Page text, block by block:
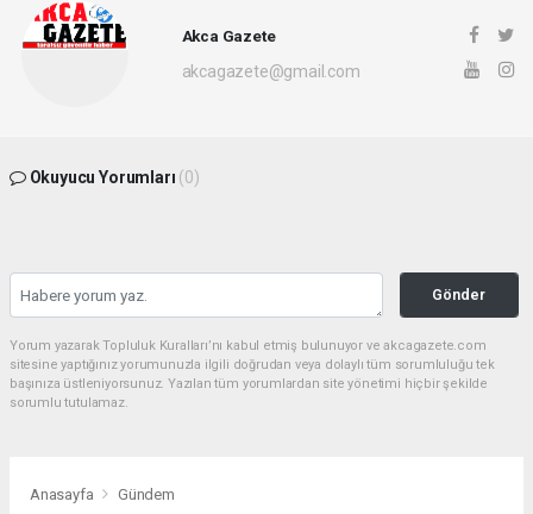
Akca Gazete
akcagazete@gmail.com
Okuyucu Yorumları (0)
Gönder
Yorum yazarak Topluluk Kuralları’nı kabul etmiş bulunuyor ve akcagazete.com
sitesine yaptığınız yorumunuzla ilgili doğrudan veya dolaylı tüm sorumluluğu tek
başınıza üstleniyorsunuz. Yazılan tüm yorumlardan site yönetimi hiçbir şekilde
sorumlu tutulamaz.
Anasayfa Gündem